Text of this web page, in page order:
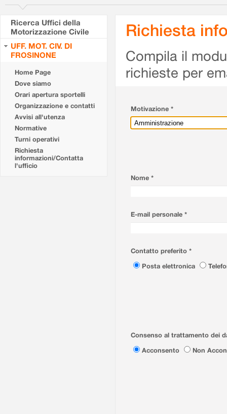
Ricerca Uffici della
Motorizzazione Civile
UFF. MOT. CIV. DI
FROSINONE
Home Page
Dove siamo
Orari apertura sportelli
Organizzazione e contatti
Avvisi all'utenza
Normative
Turni operativi
Richiesta
informazioni/Contatta
l'ufficio
Richiesta
Compila il
richieste per
Motivazione *
Nome *
E-mail personale *
Contatto preferito *
Posta elettronica
Consenso al trattamento dei
Acconsento
Non